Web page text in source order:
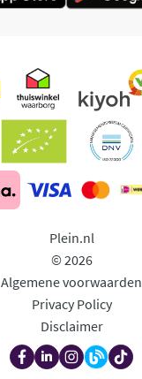
Plein.nl
© 2026
Algemene voorwaarden
Privacy Policy
Disclaimer